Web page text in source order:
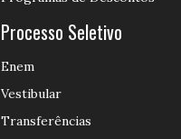
Processo Seletivo
Enem
Vestibular
Transferências